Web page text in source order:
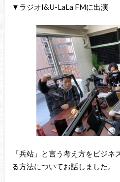
▼ラジオI&U-LaLa FMに出演
「兵站」と言う考え方をビジ
る方法についてお話しました。